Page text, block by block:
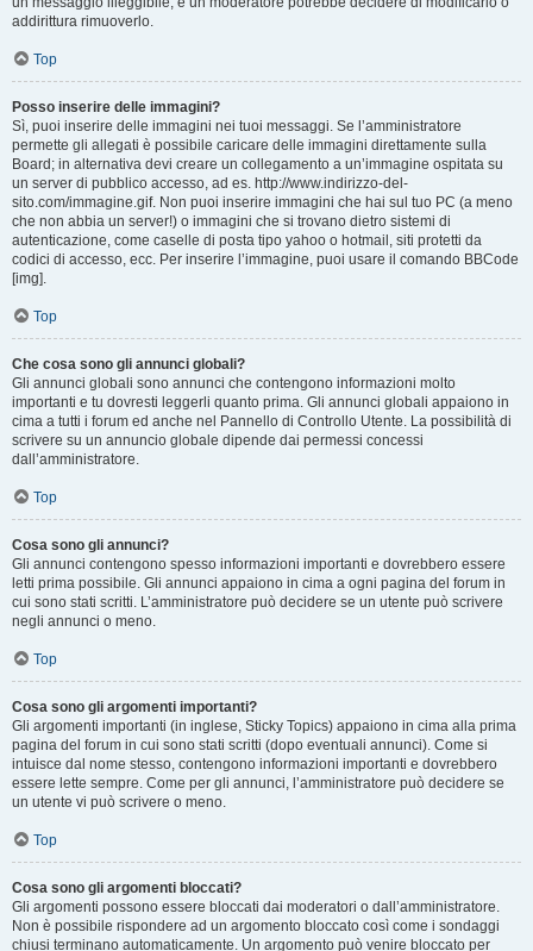
addirittura rimuoverlo.
Top
Posso inserire delle immagini?
Sì, puoi inserire delle immagini nei tuoi messaggi. Se l’amministratore
permette gli allegati è possibile caricare delle immagini direttamente sulla
Board; in alternativa devi creare un collegamento a un’immagine ospitata su
un server di pubblico accesso, ad es. http://www.indirizzo-del-
sito.com/immagine.gif. Non puoi inserire immagini che hai sul tuo PC (a meno
che non abbia un server!) o immagini che si trovano dietro sistemi di
autenticazione, come caselle di posta tipo yahoo o hotmail, siti protetti da
codici di accesso, ecc. Per inserire l’immagine, puoi usare il comando BBCode
[img].
Top
Che cosa sono gli annunci globali?
Gli annunci globali sono annunci che contengono informazioni molto
importanti e tu dovresti leggerli quanto prima. Gli annunci globali appaiono in
cima a tutti i forum ed anche nel Pannello di Controllo Utente. La possibilità di
scrivere su un annuncio globale dipende dai permessi concessi
dall’amministratore.
Top
Cosa sono gli annunci?
Gli annunci contengono spesso informazioni importanti e dovrebbero essere
letti prima possibile. Gli annunci appaiono in cima a ogni pagina del forum in
cui sono stati scritti. L’amministratore può decidere se un utente può scrivere
negli annunci o meno.
Top
Cosa sono gli argomenti importanti?
Gli argomenti importanti (in inglese, Sticky Topics) appaiono in cima alla prima
pagina del forum in cui sono stati scritti (dopo eventuali annunci). Come si
intuisce dal nome stesso, contengono informazioni importanti e dovrebbero
essere lette sempre. Come per gli annunci, l’amministratore può decidere se
un utente vi può scrivere o meno.
Top
Cosa sono gli argomenti bloccati?
Gli argomenti possono essere bloccati dai moderatori o dall’amministratore.
Non è possibile rispondere ad un argomento bloccato così come i sondaggi
chiusi terminano automaticamente. Un argomento può venire bloccato per